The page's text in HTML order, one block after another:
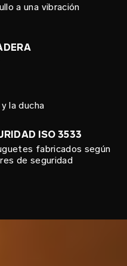
a una vibración
la ducha
ISO 3533
fabricados según
de seguridad